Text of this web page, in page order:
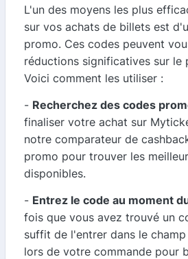
L'un des moyens les plus
sur vos achats de billets est
promo. Ces codes peuvent
réductions significatives sur le
Voici comment les utiliser :
- Recherchez des codes
finaliser votre achat sur
notre comparateur de
promo pour trouver les
disponibles.
- Entrez le code au moment
fois que vous avez trouvé un
suffit de l'entrer dans le
lors de votre commande pour